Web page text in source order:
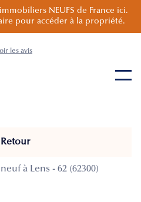
NEUFS de France ici.
pour accéder à la propriété.
les avis
à Lens - 62 (62300)